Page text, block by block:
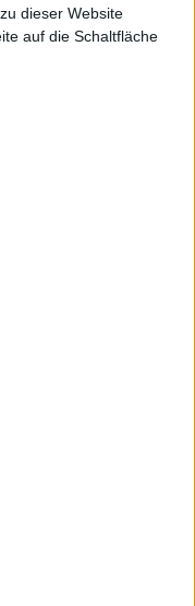
dieser Website
auf die Schaltfläche